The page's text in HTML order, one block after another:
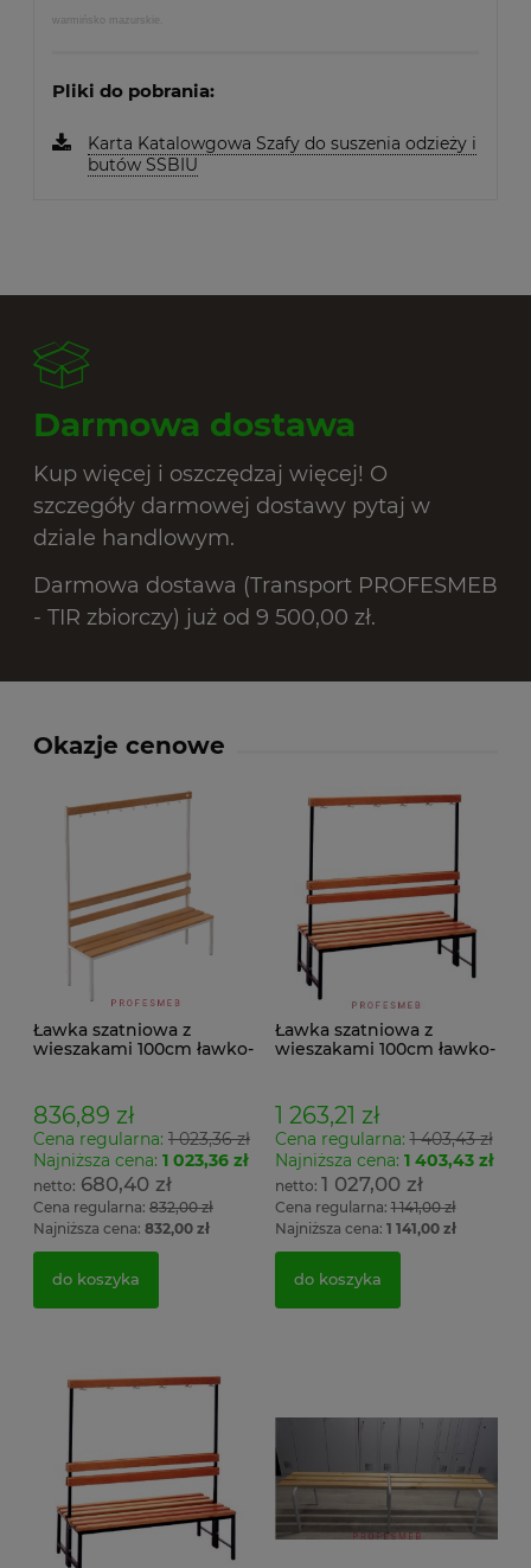
warmińsko mazurskie.
Pliki do pobrania:
Karta Katalowgowa Szafy do suszenia odzieży i
butów SSBIU
Darmowa dostawa
Kup więcej i oszczędzaj więcej! O
szczegóły darmowej dostawy pytaj w
dziale handlowym.
Darmowa dostawa (Transport PROFESMEB
- TIR zbiorczy) już od 9 500,00 zł.
Okazje cenowe
Ławka szatniowa z
wieszakami 100cm ławko-
836,89 zł
Cena regularna: 1 023,36 zł
Najniższa cena: 1 023,36 zł
680,40 zł
Cena regularna: 832,00 zł
Najniższa cena: 832,00 zł
do koszyka
Ławka szatniowa z
wieszakami 100cm ławko-
1 263,21 zł
Cena regularna:1 403,43 zł
Najniższa cena: 1 403,43 zł
1 027,00 zł
Cena regularna:1 141,00 zł
Najniższa cena: 1 141,00 zł
do koszyka